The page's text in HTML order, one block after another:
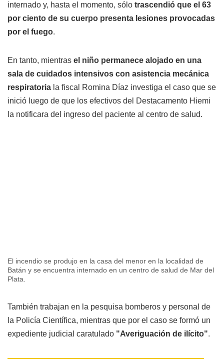
internado y, hasta el momento, sólo trascendió que el 63
por ciento de su cuerpo presenta lesiones provocadas
por el fuego.
En tanto, mientras el niño permanece alojado en una
sala de cuidados intensivos con asistencia mecánica
respiratoria la fiscal Romina Díaz investiga el caso que se
inició luego de que los efectivos del Destacamento Hiemi
la notificara del ingreso del paciente al centro de salud.
El incendio se produjo en la casa del menor en la localidad de
Batán y se encuentra internado en un centro de salud de Mar del
Plata.
También trabajan en la pesquisa bomberos y personal de
la Policía Científica, mientras que por el caso se formó un
expediente judicial caratulado "Averiguación de ilícito".